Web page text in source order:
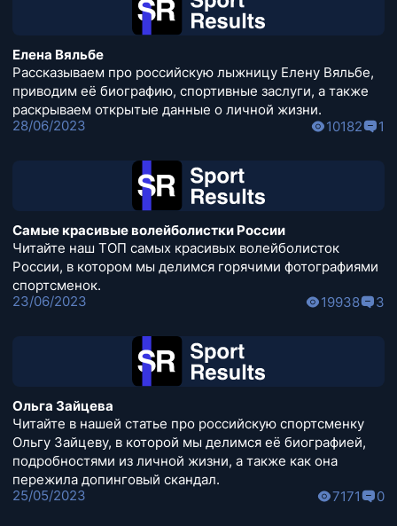
Елена Вяльбе
Рассказываем про российскую лыжницу Елену Вяльбе,
приводим её биографию, спортивные заслуги, а также
раскрываем открытые данные о личной жизни.
28/06/2023
10182 1
Самые красивые волейболистки России
Читайте наш ТОП самых красивых волейболисток
России, в котором мы делимся горячими фотографиями
спортсменок.
23/06/2023
19938 3
Ольга Зайцева
Читайте в нашей статье про российскую спортсменку
Ольгу Зайцеву, в которой мы делимся её биографией,
подробностями из личной жизни, а также как она
пережила допинговый скандал.
25/05/2023
7171 0